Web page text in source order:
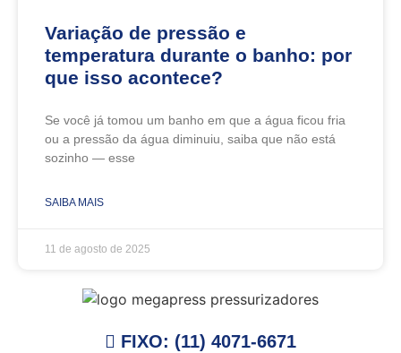
Variação de pressão e
temperatura durante o banho: por
que isso acontece?
Se você já tomou um banho em que a água ficou fria
ou a pressão da água diminuiu, saiba que não está
sozinho — esse
SAIBA MAIS
11 de agosto de 2025
FIXO: (11) 4071-6671